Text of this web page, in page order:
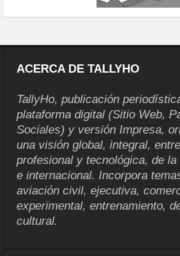
ACERCA DE TALLYHO
TallyHo, publicación
plataforma digital (Sitio Web,
Sociales) y versión Impresa,
una visión global, integral,
profesional y tecnológica, de
e internacional. Incorpora
aviación civil, ejecutiva,
experimental, entrenamiento,
cultural.